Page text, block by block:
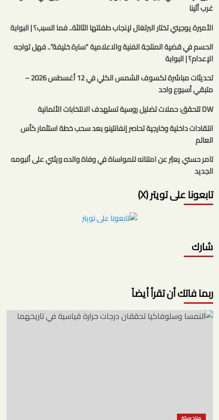
غرب أثينا
الأميرة يوجيني تختار البرتغال لإنجاب طفلتها الثالثة.. فما السبب؟ | البوابة
الحسم في قضية المنتجة الفنية والاعلامية “سارة خليفة”.. فهل تواجه
الإعدام؟ | البوابة
تحديثات مباشرة لكسوف الشمس الكلي في 12 أغسطس 2026 –
متبقي أسبوع واحد
DW تتحقق: حملات تضليل روسية تستهدف الانتخابات الألمانية
انتقادات داخلية وخارجية تحاصر إنفانتينو بعد سحب خطة استثمار كأس
العالم
تامر حسني يعبّر عن امتنانه للمواساة في وفاة والده ويثني على ألبومه
الجديد
تابعونا على تويتر (X)
شارك
ربما فاتك أن تقرأ أيضاً
مناخ وبيئة